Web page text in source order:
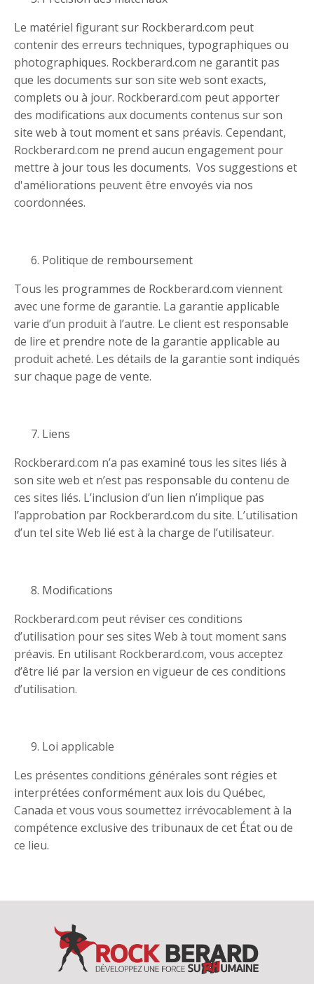
Le matériel figurant sur Rockberard.com peut
contenir des erreurs techniques, typographiques ou
photographiques. Rockberard.com ne garantit pas
que les documents sur son site web sont exacts,
complets ou à jour. Rockberard.com peut apporter
des modifications aux documents contenus sur son
site web à tout moment et sans préavis. Cependant,
Rockberard.com ne prend aucun engagement pour
mettre à jour tous les documents. Vos suggestions et
d'améliorations peuvent être envoyés via nos
coordonnées.
Politique de remboursement
Tous les programmes de Rockberard.com viennent
avec une forme de garantie. La garantie applicable
varie d’un produit à l’autre. Le client est responsable
de lire et prendre note de la garantie applicable au
produit acheté. Les détails de la garantie sont indiqués
sur chaque page de vente.
Liens
Rockberard.com n’a pas examiné tous les sites liés à
son site web et n’est pas responsable du contenu de
ces sites liés. L’inclusion d’un lien n’implique pas
l’approbation par Rockberard.com du site. L’utilisation
d’un tel site Web lié est à la charge de l’utilisateur.
Modifications
Rockberard.com peut réviser ces conditions
d’utilisation pour ses sites Web à tout moment sans
préavis. En utilisant Rockberard.com, vous acceptez
d’être lié par la version en vigueur de ces conditions
d’utilisation.
Loi applicable
Les présentes conditions générales sont régies et
interprétées conformément aux lois du Québec,
Canada et vous vous soumettez irrévocablement à la
compétence exclusive des tribunaux de cet État ou de
ce lieu.